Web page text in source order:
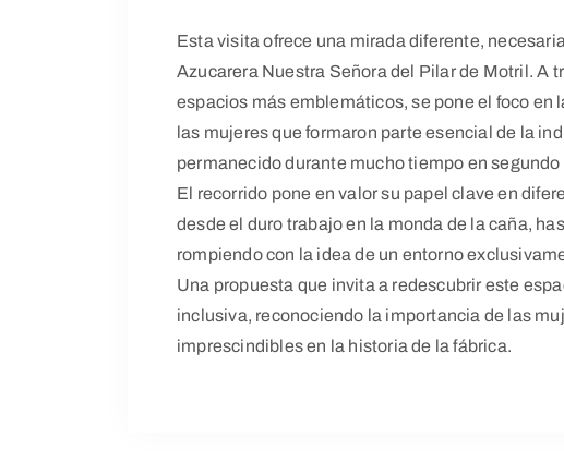
Esta visita ofrece una mirada diferente,
Azucarera Nuestra Señora del Pilar de Motril. A
espacios más emblemáticos, se pone el foco en
las mujeres que formaron parte esencial de la
permanecido durante mucho tiempo en segundo
El recorrido pone en valor su papel clave en
desde el duro trabajo en la monda de la caña,
rompiendo con la idea de un entorno
Una propuesta que invita a redescubrir este
inclusiva, reconociendo la importancia de las
imprescindibles en la historia de la fábrica.